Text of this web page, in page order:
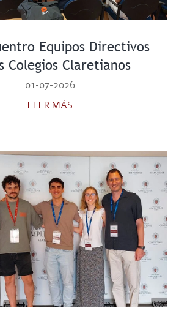
Equipos Directivos
Colegios Claretianos
01-07-2026
LEER MÁS